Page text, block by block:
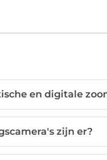
en digitale
zijn er?